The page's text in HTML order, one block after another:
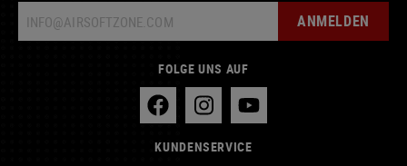
ANMELDEN
FOLGE UNS AUF
KUNDENSERVICE